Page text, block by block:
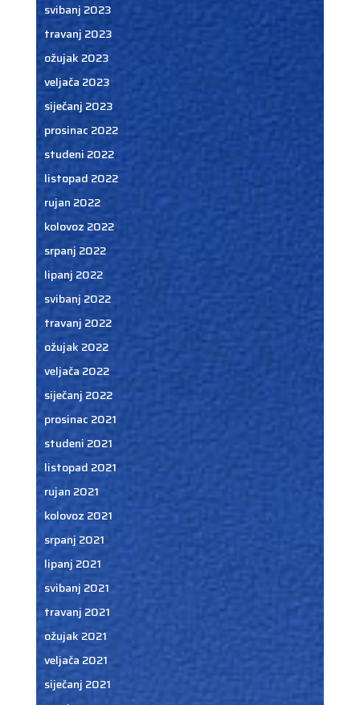
svibanj 2023
travanj 2023
ožujak 2023
veljača 2023
siječanj 2023
prosinac 2022
studeni 2022
listopad 2022
rujan 2022
kolovoz 2022
srpanj 2022
lipanj 2022
svibanj 2022
travanj 2022
ožujak 2022
veljača 2022
siječanj 2022
prosinac 2021
studeni 2021
listopad 2021
rujan 2021
kolovoz 2021
srpanj 2021
lipanj 2021
svibanj 2021
travanj 2021
ožujak 2021
veljača 2021
siječanj 2021